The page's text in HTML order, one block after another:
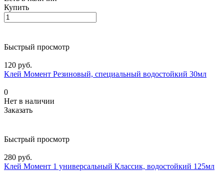
Купить
Быстрый просмотр
120 руб.
Клей Момент Резиновый, специальный водостойкий 30мл
0
Нет в наличии
Заказать
Быстрый просмотр
280 руб.
Клей Момент 1 универсальный Классик, водостойкий 125мл